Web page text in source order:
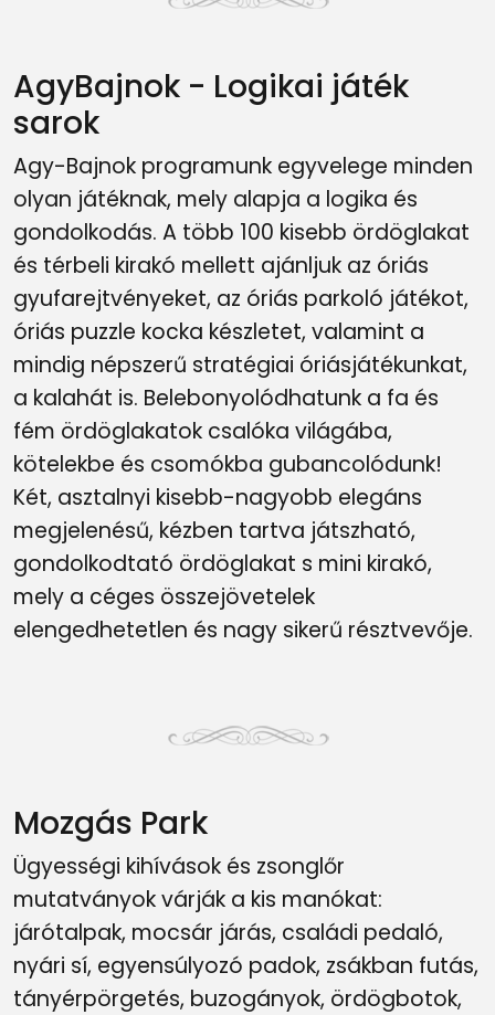
AgyBajnok - Logikai játék
sarok
Agy-Bajnok programunk egyvelege minden
olyan játéknak, mely alapja a logika és
gondolkodás. A több 100 kisebb ördöglakat
és térbeli kirakó mellett ajánljuk az óriás
gyufarejtvényeket, az óriás parkoló játékot,
óriás puzzle kocka készletet, valamint a
mindig népszerű stratégiai óriásjátékunkat,
a kalahát is. Belebonyolódhatunk a fa és
fém ördöglakatok csalóka világába,
kötelekbe és csomókba gubancolódunk!
Két, asztalnyi kisebb-nagyobb elegáns
megjelenésű, kézben tartva játszható,
gondolkodtató ördöglakat s mini kirakó,
mely a céges összejövetelek
elengedhetetlen és nagy sikerű résztvevője.
Mozgás Park
Ügyességi kihívások és zsonglőr
mutatványok várják a kis manókat:
járótalpak, mocsár járás, családi pedaló,
nyári sí, egyensúlyozó padok, zsákban futás,
tányérpörgetés, buzogányok, ördögbotok,